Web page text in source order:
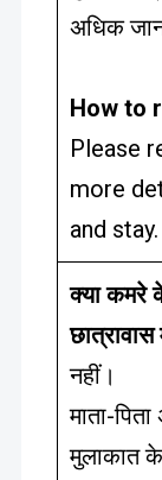
अधिक
How to
Please
more
and stay.
क्या कमरे
नहीं।
माता-
मुलाकात